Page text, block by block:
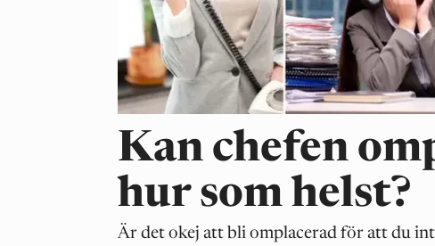
Kan chefen
hur som helst?
Är det okej att bli omplacerad för att du